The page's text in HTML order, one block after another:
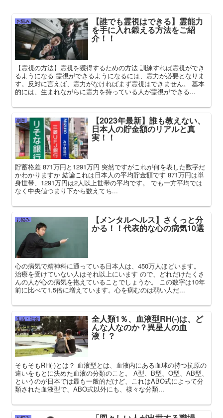
お悩み 【誰でも霊視はできる】霊能力
を手に入れ鍛える方法をご紹
介！！
【霊視の方法】霊視を獲得するための方法 訓練すれば霊視ができ
るようになる 霊視ができるようになるには、霊力が必要となりま
す。反対に言えば、霊力がなければまず霊視はできません。 基本
的には、生まれながらに霊力を持っている人が霊視ができる...
副業 【2023年最新】誰も教えない、
日本人の貯金額のリアルと真
実！！
貯蓄格差 871万円と1291万円 突然ですがこれが何を表した数字だ
かわかりますか 結論これは日本人の平均貯金額です 871万円は単
身世帯、1291万円は2人以上世帯の平均です。 でも一方平均では
なく中央値つまり下から数えてち...
お悩み 【メンタルヘルス】さくっと分
かる！！代表的な心の病気10選
心の病気で精神科に通っている日本人は、450万人ほどいます。
治療を受けていない人はそれ以上にいます ので、どれだけたくさ
んの人が心の病気を抱えていることでしょうか。 この数字は10年
前に比べて1.5倍に増えています。心を病むのは弱い人だ...
生活・社会 全人類1％、血液型RH(-)は、ど
んな人なのか？異星人の血
液！？
そもそもRH(-)とは？ 血液型とは、血液内にある血球の持つ抗原の
違いをもとに決めた血液の分類のこと。 A型、B型、O型、AB型、
というのが日本では最も一般的だけど、これはABO式によって分
類された血液型で、ABO式以外にも、様々な分類...